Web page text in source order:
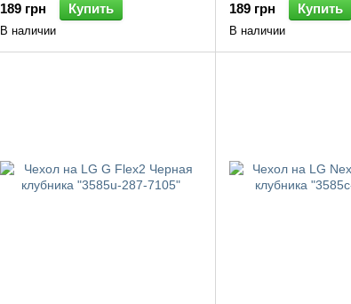
189 грн
Купить
В наличии
189 грн
Купить
В наличии